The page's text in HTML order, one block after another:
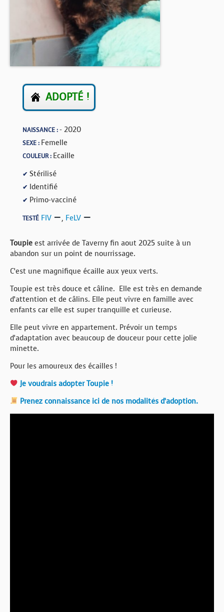
ADOPTÉ !
NAISSANCE :- 2020
SEXE : Femelle
COULEUR : Ecaille
✔ Stérilisé
✔ Identifié
✔ Primo-vacciné
TESTÉ FIV , FeLV
Toupie est arrivée de Taverny fin aout 2025 suite à un
abandon sur un point de nourrissage.
C’est une magnifique écaille aux yeux verts.
Toupie est très douce et câline. Elle est très en demande
d’attention et de câlins. Elle peut vivre en famille avec
enfants car elle est super tranquille et curieuse.
Elle peut vivre en appartement. Prévoir un temps
d’adaptation avec beaucoup de douceur pour cette jolie
minette.
Pour les amoureux des écailles !
Je voudrais adopter Toupie !
Prenez connaissance ici de nos modalités d’adoption.